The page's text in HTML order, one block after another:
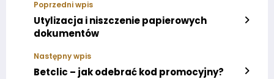
Poprzedni wpis
Utylizacja i niszczenie papierowych
dokumentów
Następny wpis
Betclic – jak odebrać kod promocyjny?